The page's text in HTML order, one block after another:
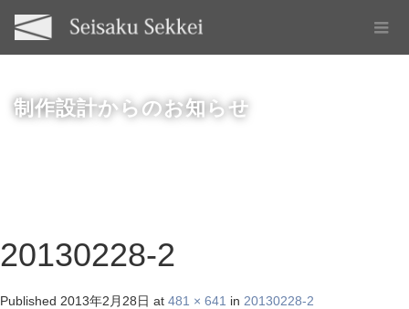
制作設計からのお知らせ
20130228-2
Published 2013年2月28日 at 481 × 641 in 20130228-2